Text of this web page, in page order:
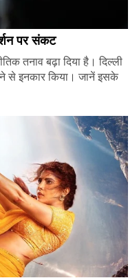
पर संकट
तनाव बढ़ा दिया है। दिल्ली
से इनकार किया। जानें इसके